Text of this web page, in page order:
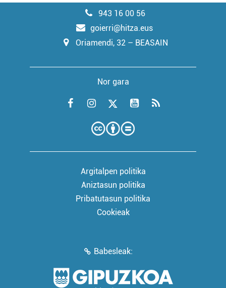
943 16 00 56
goierri@hitza.eus
Oriamendi, 32 – BEASAIN
Nor gara
Argitalpen politika
Aniztasun politika
Pribatutasun politika
Cookieak
Babesleak: